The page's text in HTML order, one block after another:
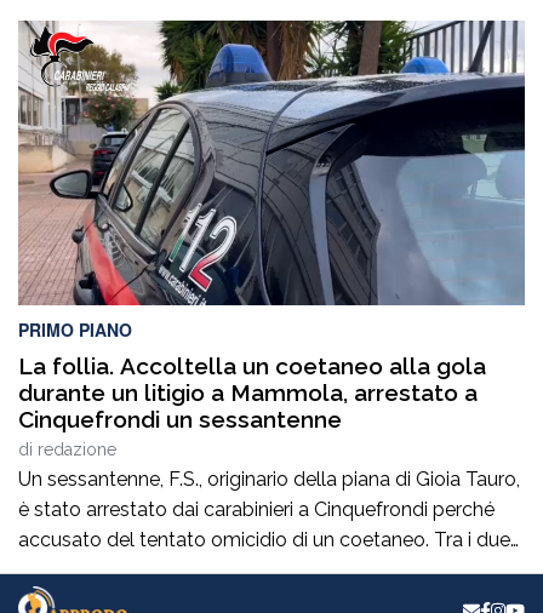
affidati a Ferrovie della Calabria S.r.l.. Tra i Consiglieri
Regionali proponenti Giuseppe Mattiani, particolarmente
soddisfatto per il risultato raggiunto:“Con la Mozione
approvata dal Consiglio Regionale abbiamo impegnato
la Giunta Regionale ad effettuare una […]
PRIMO PIANO
La follia. Accoltella un coetaneo alla gola
durante un litigio a Mammola, arrestato a
Cinquefrondi un sessantenne
di redazione
Un sessantenne, F.S., originario della piana di Gioia Tauro,
è stato arrestato dai carabinieri a Cinquefrondi perché
accusato del tentato omicidio di un coetaneo. Tra i due
uomini c’è stato un litigio per futili motivi a Mammola,
nella locride. F.S ha colpito il rivale con un coltello alla